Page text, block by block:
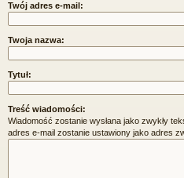
Twój adres e-mail:
Twoja nazwa:
Tytuł:
Treść wiadomości:
Wiadomość zostanie wysłana jako zwykły
adres e-mail zostanie ustawiony jako adres